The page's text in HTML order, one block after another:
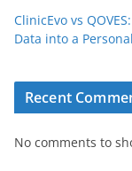
ClinicEvo vs
Data into a
Recent
No comments to